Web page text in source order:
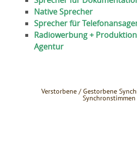
Native Sprecher
Sprecher für
Radiowerbung +
Agentur
Verstorbene / Gestorbene
Synchronstimmen